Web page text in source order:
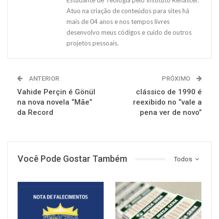
Atuo na criação de conteúdos para sites há
mais de 04 anos e nos tempos livres
desenvolvo meus códigos e cuido de outros
projetos pessoais.
ANTERIOR
Vahide Perçin é Gönül
na nova novela “Mãe”
da Record
PRÓXIMO
clássico de 1990 é
reexibido no “vale a
pena ver de novo”
Todos
Você Pode Gostar Também
NOTÍCIAS